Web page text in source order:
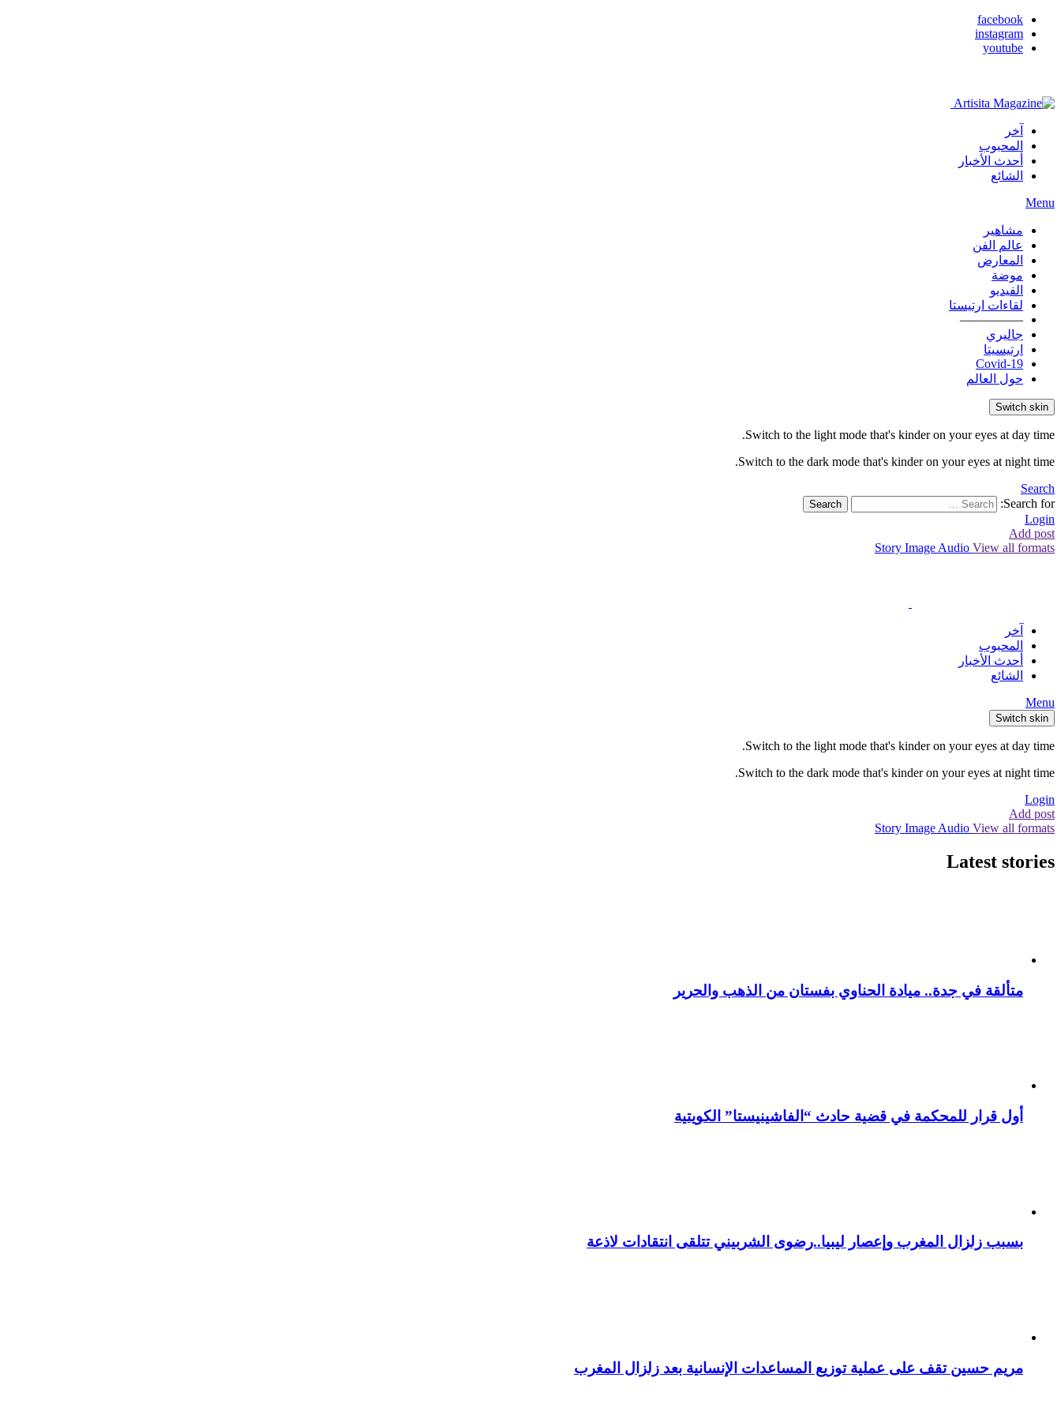
facebook
instagram
youtube
آخر
المحبوب
أحدث الأخبار
الشائع
Menu
مشاهير
عالم الفن
المعارض
موضة
الفيديو
لقاءات ارتيستا
—————
جاليري
ارتيسيتا
Covid-19
حول العالم
Switch skin
Switch to the light mode that's kinder on your eyes at day time.
Switch to the dark mode that's kinder on your eyes at night time.
Search
Search for:
Search
Login
Add post
Story Image Audio View all formats
آخر
المحبوب
أحدث الأخبار
الشائع
Menu
Switch skin
Switch to the light mode that's kinder on your eyes at day time.
Switch to the dark mode that's kinder on your eyes at night time.
Login
Add post
Story Image Audio View all formats
Latest stories
متألقة في جدة.. ميادة الحناوي بفستان من الذهب والحرير
أول قرار للمحكمة في قضية حادث “الفاشينيستا” الكويتية
بسبب زلزال المغرب وإعصار ليبيا..رضوى الشربيني تتلقى انتقادات لاذعة
مريم حسين تقف على عملية توزيع المساعدات الإنسانية بعد زلزال المغرب